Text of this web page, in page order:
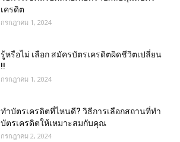
เครดิต
กรกฎาคม 1, 2024
รู้หรือไม่ เลือก สมัครบัตรเครดิตผิดชีวิตเปลี่ยน
!!
กรกฎาคม 1, 2024
ทําบัตรเครดิตที่ไหนดี? วิธีการเลือกสถานที่ทำ
บัตรเครดิตให้เหมาะสมกับคุณ
กรกฎาคม 2, 2024